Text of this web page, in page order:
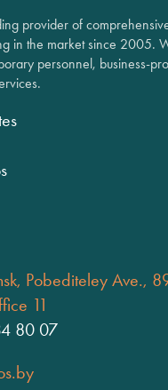
provider of
in the market since 2005.
personnel, business-
Pobediteley Ave.,
11
80 07